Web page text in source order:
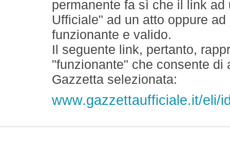
permanente fa sì che il link
Ufficiale" ad un atto oppure
funzionante e valido.
Il seguente link, pertanto,
"funzionante" che consente
Gazzetta selezionata:
www.gazzettaufficiale.it/eli/